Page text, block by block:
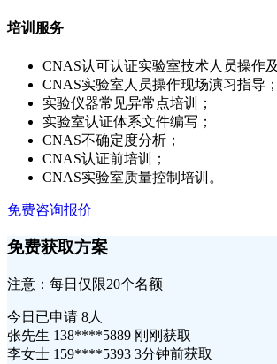
培训服务
CNAS认可认证实验室技术人员操作
CNAS实验室人员操作现场演习指导；
实验仪器常见异常点培训；
实验室认证体系文件编写；
CNAS不确定度分析；
CNAS认证前培训；
CNAS实验室质量控制培训。
免费咨询报价
免费获取方案
注意：每日仅限20个名额
今日已申请 8人
张先生 138****5889 刚刚获取
李女士 159****5393 3分钟前获取